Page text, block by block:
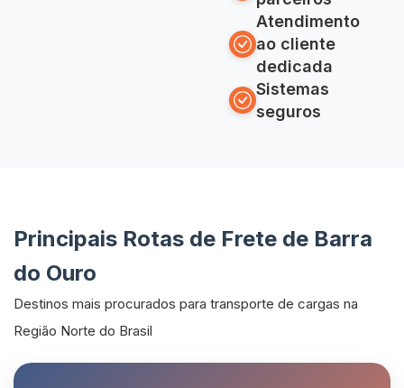
Atendimento
ao cliente
dedicada
Sistemas
seguros
Principais Rotas de Frete de Barra
do Ouro
Destinos mais procurados para transporte de cargas na
Região Norte do Brasil